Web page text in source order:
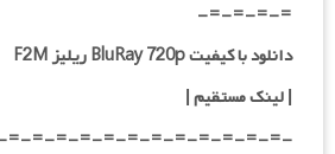
=-=-=-=-
دانلود با کیفیت BluRay 720p ریلیز F2M
| لینک مستقیم |
=-=-=-=-=-=-=-=-=-=-=-